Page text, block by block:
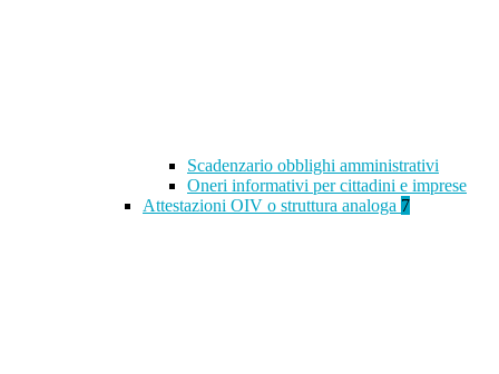
Scadenzario obblighi amministrativi
Oneri informativi per cittadini e imprese
Attestazioni OIV o struttura analoga 7